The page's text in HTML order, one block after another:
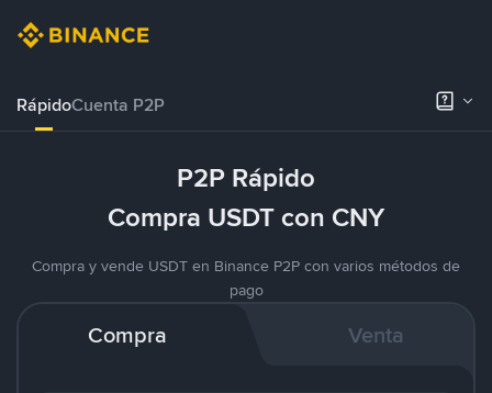
RápidoCuenta P2P
P2P Rápido
Compra USDT con CNY
Compra y vende USDT en Binance P2P con varios métodos de
pago
Compra Venta